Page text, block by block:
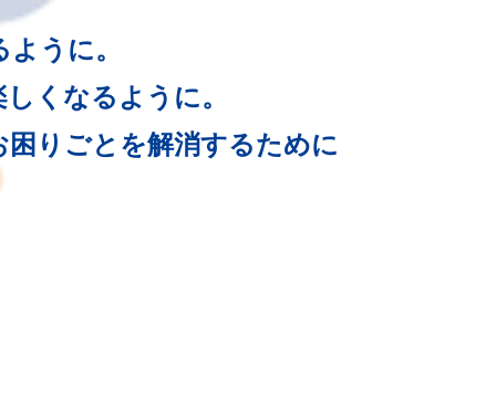
うに。
くなるように。
りごとを解消するために